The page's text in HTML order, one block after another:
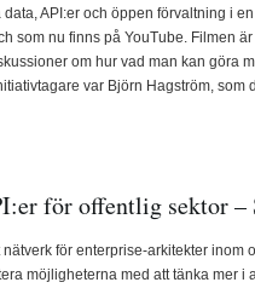
API:er och öppen förvaltning i
som nu finns på YouTube. Filmen
om hur vad man kan göra
var Björn Hagström, som
för offentlig sektor –
för enterprise-arkitekter inom
möjligheterna med att tänka mer i